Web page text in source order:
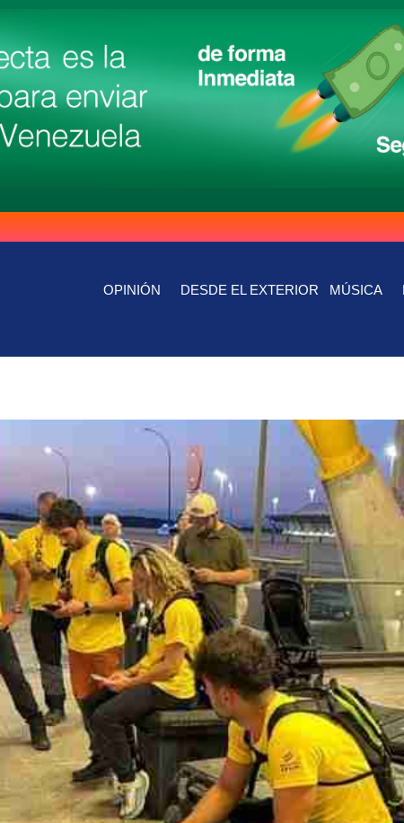
OPINIÓN DESDE EL EXTERIOR MÚSICA